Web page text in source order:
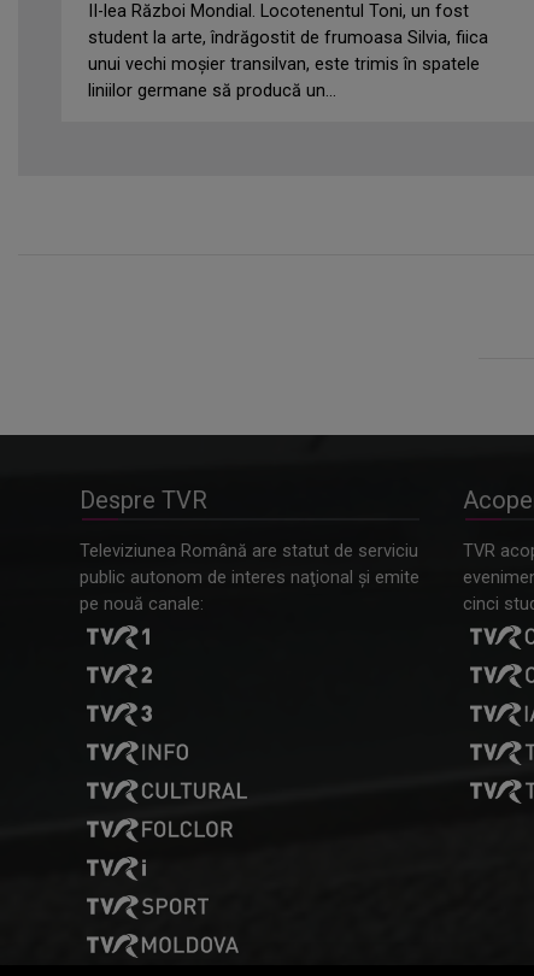
II-lea Război Mondial. Locotenentul Toni, un fost
student la arte, îndrăgostit de frumoasa Silvia, fiica
unui vechi moșier transilvan, este trimis în spatele
liniilor germane să producă un...
Despre TVR
Televiziunea Română are statut de serviciu
public autonom de interes naţional şi emite
pe nouă canale:
TVR
cinci